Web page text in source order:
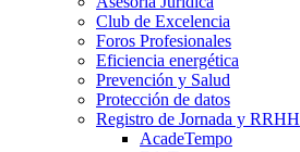
Club de Excelencia
Foros Profesionales
Eficiencia energética
Prevención y Salud
Protección de datos
Registro de Jornada y RRHH
AcadeTempo